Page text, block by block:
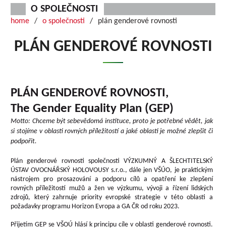
O SPOLEČNOSTI
home o společnosti plán genderové rovnosti
PLÁN GENDEROVÉ ROVNOSTI
PLÁN GENDEROVÉ ROVNOSTI,
The Gender Equality Plan (GEP)
Motto: Chceme být sebevědomá instituce, proto je potřebné vědět, jak
si stojíme v oblasti rovných příležitostí a jaké oblasti je možné zlepšit či
podpořit.
Plán genderové rovnosti společnosti VÝZKUMNÝ A ŠLECHTITELSKÝ
ÚSTAV OVOCNÁŘSKÝ HOLOVOUSY s.r.o., dále jen VŠÚO, je praktickým
nástrojem pro prosazování a podporu cílů a opatření ke zlepšení
rovných příležitostí mužů a žen ve výzkumu, vývoji a řízení lidských
zdrojů, který zahrnuje priority evropské strategie v této oblasti a
požadavky programu Horizon Evropa a GA ČR od roku 2023.
Přijetím GEP se VŠOÚ hlásí k principu cíle v oblasti genderové rovnosti.